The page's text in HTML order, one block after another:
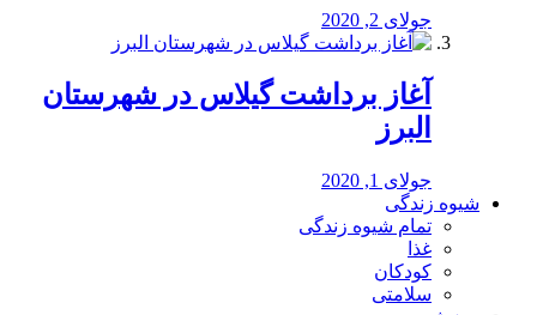
جولای 2, 2020
آغاز برداشت گیلاس در شهرستان
البرز
جولای 1, 2020
شیوه زندگی
تمام شیوه زندگی
غذا
کودکان
سلامتی